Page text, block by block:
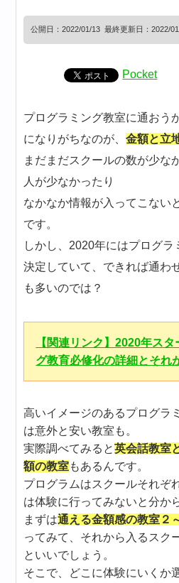
公開日：2022/01/13 最終更新日：2022/
Pocket
プログラミング教室に通おう
になりがちなのが、金額と立
まだまだスクールの数が少な
人が少なかったり
なかなか情報が入ってこない
です。
しかし、2020年にはプログラ
決定していて、できれば通わ
も多いのでは？
【関連リンク】2020年ス
グ教育必修化の詳細とそれ
高いイメージのあるプログラ
は意外と安い教室も。
実際調べてみると英会話教室
額の教室もあるんです。
プログラムはスクールそれぞ
は体験に行ってみないと分か
まずは通える金額感の教室２
ってみて、それから入るスク
といいでしょう。
そこで、どこに体験にいくか